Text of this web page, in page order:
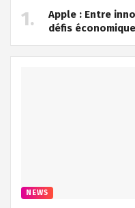
Apple : Entre
défis
NEWS